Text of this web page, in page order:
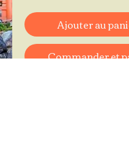
Ajouter au
Commander et